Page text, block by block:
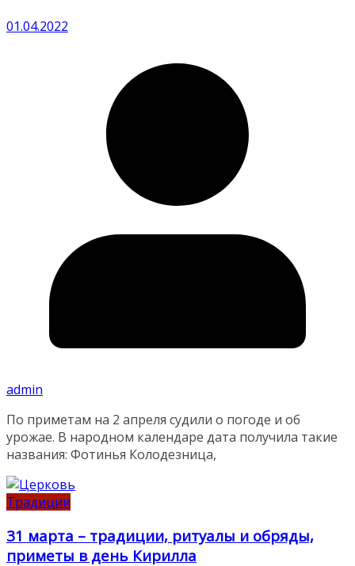
01.04.2022
admin
По приметам на 2 апреля судили о погоде и об
урожае. В народном календаре дата получила такие
названия: Фотинья Колодезница,
Традиции
31 марта – традиции, ритуалы и обряды,
приметы в день Кирилла